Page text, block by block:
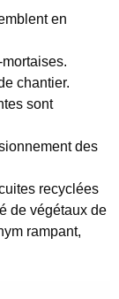
en
chantier.
sont
des
recyclées
de végétaux de
rampant,